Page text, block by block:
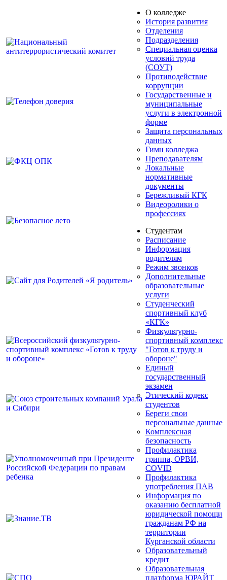
О колледже
История развития
Отделения
Подразделения
Специальная оценка
условий труда
(СОУТ)
Противодействие
коррупции
Государственные и
муниципальные
услуги в электронной
форме
Защита персональных
данных
Гимн колледжа
Преподавателям
Локальные
нормативные
документы
Бережливый КГК
Видеоролики о
профессиях
Студентам
Расписание
Информация
родителям
Режим звонков
Дополнительные
образовательные
услуги
Студенческий
спортивный клуб
«КГК»
Физкультурно-
спортивный комплекс
"Готов к труду и
обороне"
Единый
государственный
экзамен
Этический кодекс
студентов
Береги свои
персональные данные
Комплексная
безопасность
Профилактика
гриппа, ОРВИ,
COVID
Профилактика
употребления ПАВ
Информация по
оказанию бесплатной
юридической помощи
гражданам РФ на
территории
Курганской области
Образовательный
кредит
Образовательная
платформа ЮРАЙТ